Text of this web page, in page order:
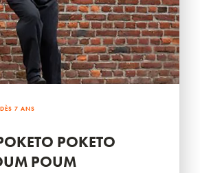
7 ANS
POKETO
POUM